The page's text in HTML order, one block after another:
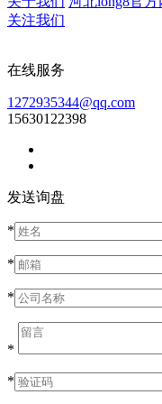
关注我们
在线服务
1272935344@qq.com
15630122398
发送询盘
*
*
*
*
*